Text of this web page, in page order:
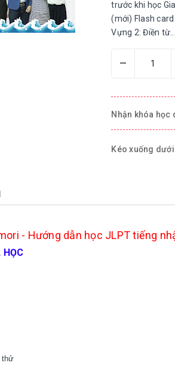
trước khi học
(mới) Flash
Vựng 2: Điền từ...
–
Nhận khóa học
Kéo xuống
- Hướng dẫn học JLPT tiếng
HỌC
thử